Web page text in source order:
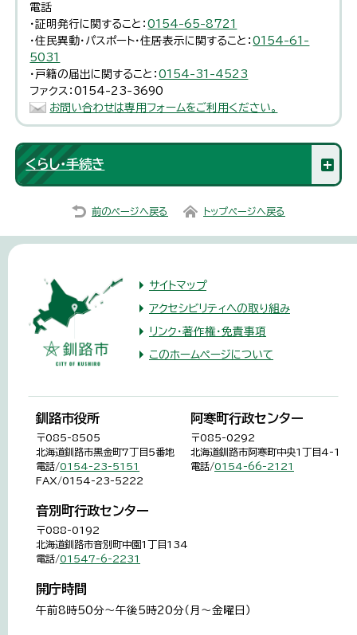
電話
・証明発行に関すること：0154-65-8721
・住民異動・パスポート・住居表示に関すること：0154-61-
5031
・戸籍の届出に関すること：0154-31-4523
ファクス：0154-23-3690
お問い合わせは専用フォームをご利用ください。
くらし・手続き
前のページへ戻る トップページへ戻る
サイトマップ
アクセシビリティへの取り組み
リンク・著作権・免責事項
このホームページについて
釧路市役所
〒085-8505
北海道釧路市黒金町7丁目5番地
電話/0154-23-5151
FAX/0154-23-5222
阿寒町行政センター
〒085-0292
北海道釧路市阿寒町中央1丁目4-1
電話/0154-66-2121
音別町行政センター
〒088-0192
北海道釧路市音別町中園1丁目134
電話/01547-6-2231
開庁時間
午前8時50分～午後5時20分（月～金曜日）